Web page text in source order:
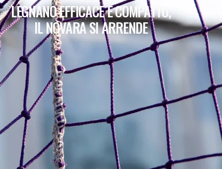
LEGNANO EFFICACE E COMPATTO,
IL NOVARA SI ARRENDE